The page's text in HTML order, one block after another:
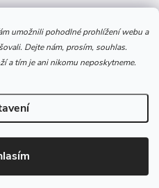
umožnili pohodlné prohlížení webu a
Dejte nám, prosím, souhlas.
a tím je ani nikomu neposkytneme.
| svářecí technika a vybavení
práva vyhrazena.